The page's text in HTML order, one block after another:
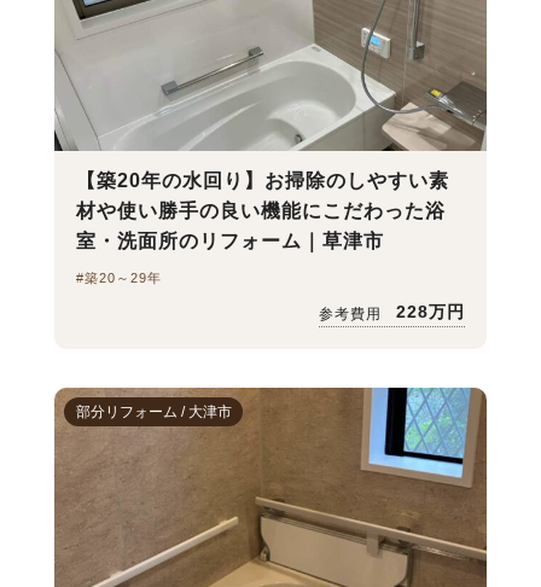
【築20年の水回り】お掃除のしやすい素
材や使い勝手の良い機能にこだわった浴
室・洗面所のリフォーム｜草津市
#築20～29年
参考費用 228万円
部分リフォーム / 大津市